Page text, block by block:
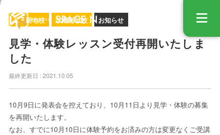
二子新地校 武蔵新城校 お知らせ
見学・体験レッスン受付再開いたしま
した
最終更新日 :2021.10.05
10月9日に発表会を控えており、10月11日より見学・体験の募集
を再開いたします。
なお、すでに10月10日に体験予約をお済みの方は変更なくご受講